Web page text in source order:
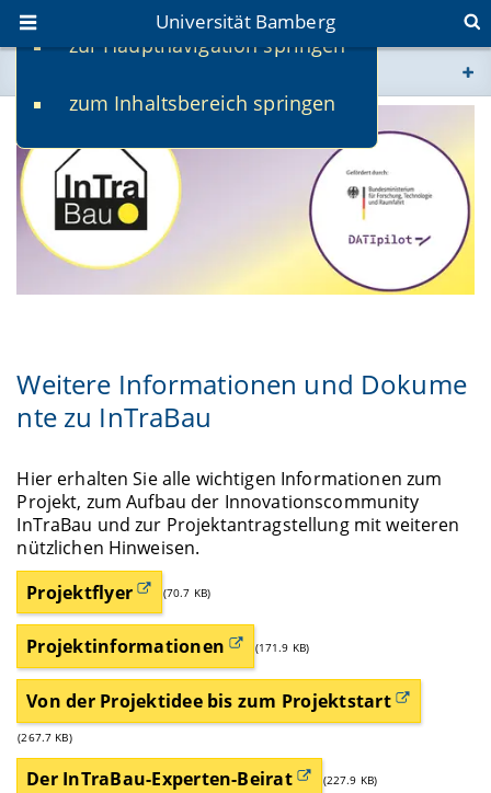
zur Hauptnavigation springen
zum Inhaltsbereich springen
Universität Bamberg
www.uni-bamberg.de
univis.uni-bamberg.de
fis.uni-bamberg.de
Weitere Informationen und Dokume
nte zu InTraBau
Hier erhalten Sie alle wichtigen Informationen zum
Projekt, zum Aufbau der Innovationscommunity
InTraBau und zur Projektantragstellung mit weiteren
nützlichen Hinweisen.
Projektflyer
(70.7 KB)
Projektinformationen (171.9 KB)
Von der Projektidee bis zum Projektstart
(267.7 KB)
Der InTraBau-Experten-Beirat (227.9 KB)